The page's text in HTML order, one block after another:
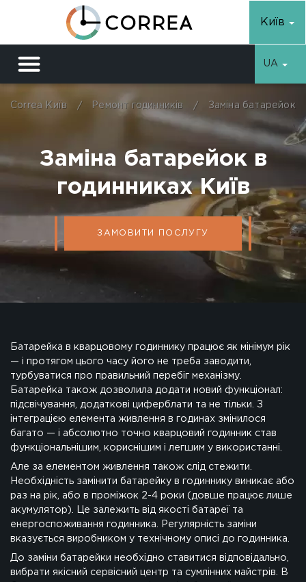
Київ
Ремені
Інструменти
ЯПОНСЬКІ ПОРТФОЛІО
Ремонт механічних годинників
Реставрація годинників
Полірування годинникiв
Заміна батарейок
Заміна браслетів
Заміна ремінців
Перевірка на герметичність
UA
Correa Київ Ремонт годинників Заміна батарейок
Заміна батарейок в
годинниках Київ
ЗАМОВИТИ ПОСЛУГУ
Батарейка в кварцовому годиннику працює як мінімум рік
— і протягом цього часу його не треба заводити,
турбуватися про правильний перебіг механізму.
Батарейка також дозволила додати новий функціонал:
підсвічування, додаткові циферблати та не тільки. З
інтеграцією елемента живлення в годинах змінилося
багато — і абсолютно точно кварцовий годинник став
функціональнішим, кориснішим і легшим у використанні.
Але за елементом живлення також слід стежити.
Необхідність замінити батарейку в годиннику виникає або
раз на рік, або в проміжок 2-4 роки (довше працює лише
акумулятор). Це залежить від якості батареї та
енергоспоживання годинника. Регулярність заміни
вказується виробником у технічному описі до годинника.
До заміни батарейки необхідно ставитися відповідально,
вибрати якісний сервісний центр та сумлінних майстрів. В